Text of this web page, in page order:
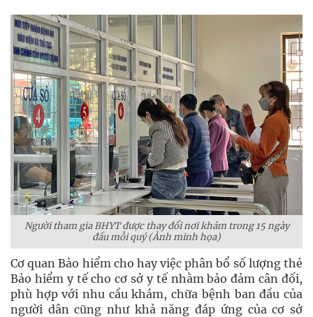
Người tham gia BHYT được thay đổi nơi khám trong 15 ngày
đầu mỗi quý (Ảnh minh họa)
Cơ quan Bảo hiểm cho hay việc phân bổ số lượng thẻ
Bảo hiểm y tế cho cơ sở y tế nhằm bảo đảm cân đối,
phù hợp với nhu cầu khám, chữa bệnh ban đầu của
người dân cũng như khả năng đáp ứng của cơ sở